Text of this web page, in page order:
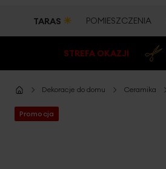
TARAS ☀ POMIESZCZENIA
STREFA OKAZJI
Dekoracje do domu Ceramika
Promocja